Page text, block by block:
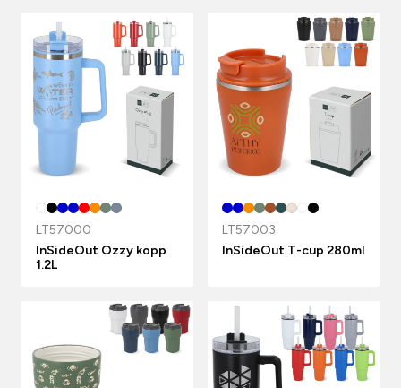
LT57000
InSideOut Ozzy kopp
1.2L
LT57003
InSideOut T-cup 280ml